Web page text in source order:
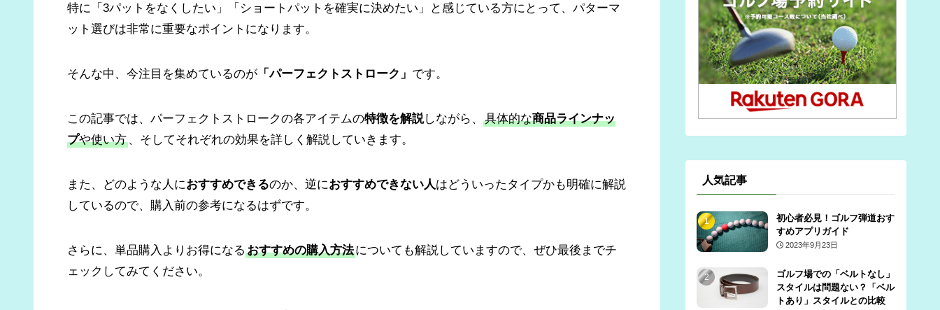
特に「3パットをなくしたい」「ショートパットを確実に決めたい」と感じている方にとって、パターマ
ット選びは非常に重要なポイントになります。
そんな中、今注目を集めているのが 「パーフェクトストローク 」 です。
この記事では、パーフェクトストロークの各アイテムの特徴を解説しながら、 具体的な商品ラインナッ
プや使い方 、そしてそれぞれの効果を詳しく解説していきます。
また、どのような人におすすめできるのか、逆におすすめできない人はどういったタイプかも明確に解説
しているので、購入前の参考になるはずです。
さらに、単品購入よりお得になる おすすめの購入方法についても解説していますので、ぜひ最後までチ
ェックしてみてください。
人気記事
初心者必見！ゴルフ弾道おす
すめアプリガイド
2023年9月23日
ゴルフ場での「ベルトなし」
スタイルは問題ない？「ベル
トあり」スタイルとの比較